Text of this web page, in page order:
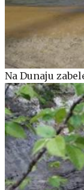
Na Dunaju